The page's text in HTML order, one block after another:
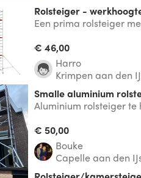
Rolsteiger -
Een prima rolsteiger
voor
€ 46,00
Harro
Krimpen aan den
Smalle aluminium
Aluminium rolsteiger te
bijv i
€ 50,00
Bouke
Capelle aan den